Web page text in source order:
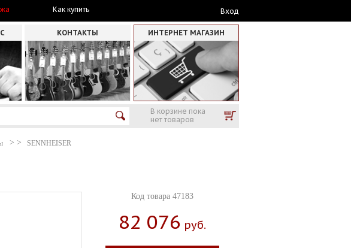
Как купить Вход
КОНТАКТЫ ИНТЕРНЕТ МАГАЗИН
В корзине пока
нет товаров
SENNHEISER
Код товара 47183
82 076 Руб.